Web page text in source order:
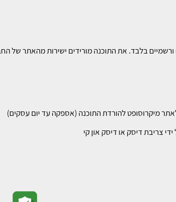
ורשמיים בלבד. את התוכנה מורידים ישירות מהאתר
מיקרוסופט להורדת התוכנה (אספקה עד יום עסקים)
צריבת דיסק או דיסק און קי